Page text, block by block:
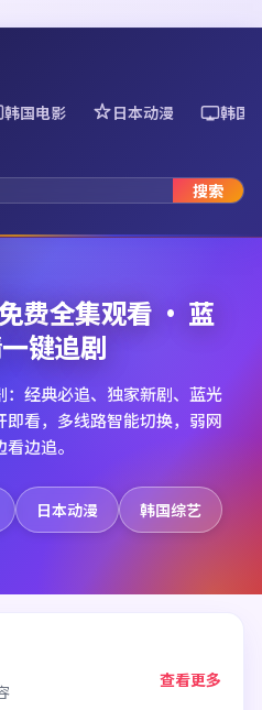
韩国电影 日本动漫 韩国
搜索
费全集观看 · 蓝
键追剧
经典必追、独家新剧、蓝光
看，多线路智能切换，弱网
边追。
日本动漫 韩国综艺
查看更多
99:02